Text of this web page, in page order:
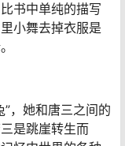
书中单纯的描写
小舞去掉衣服是
，她和唐三之间的
是跳崖转生而